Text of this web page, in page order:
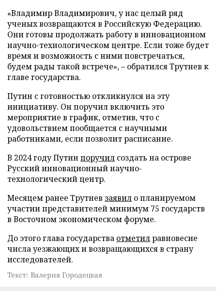
«Владимир Владимирович, у нас целый ряд
ученых возвращаются в Российскую Федерацию.
Они готовы продолжать работу в инновационном
научно-технологическом центре. Если тоже будет
время и возможность с ними повстречаться,
будем рады такой встрече», – обратился Трутнев к
главе государства.
Путин с готовностью откликнулся на эту
инициативу. Он поручил включить это
мероприятие в график, отметив, что с
удовольствием пообщается с научными
работниками, если позволит расписание.
В 2024 году Путин поручил создать на острове
Русский инновационный научно-
технологический центр.
Месяцем ранее Трутнев заявил о планируемом
участии представителей минимум 75 государств
в Восточном экономическом форуме.
До этого глава государства отметилравновесие
числа уезжающих и возвращающихся в страну
исследователей.
Текст: Валерия Городецкая